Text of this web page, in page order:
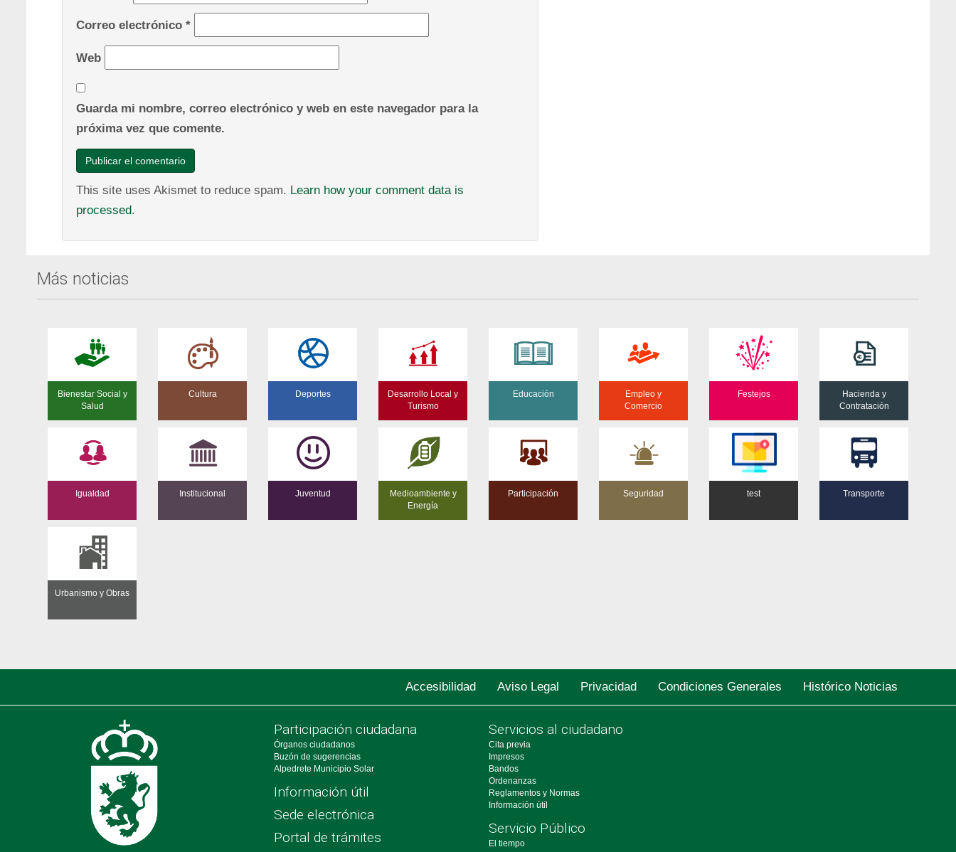
Correo electrónico *
Web
Guarda mi nombre, correo electrónico y web en este navegador para la
próxima vez que comente.
This site uses Akismet to reduce spam. Learn how your comment data is
processed.
Más noticias
Bienestar Social y
Salud
Cultura Deportes
Desarrollo Local y
Turismo
Educación
Empleo y
Comercio
Festejos
Hacienda y
Contratación
Igualdad Institucional Juventud
Medioambiente y
Energía
Participación Seguridad test Transporte
Urbanismo y Obras
Accesibilidad Aviso Legal Privacidad Condiciones Generales Histórico Noticias
Participación ciudadana
Órganos ciudadanos
Buzón de sugerencias
Alpedrete Municipio Solar
Información útil
Sede electrónica
Portal de trámites
Servicios al ciudadano
Cita previa
Impresos
Bandos
Ordenanzas
Reglamentos y Normas
Información útil
Servicio Público
El tiempo